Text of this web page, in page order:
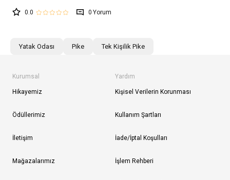
0.0 0
Yatak Odası Pike Tek Kişilik Pike
Kurumsal
Hikayemiz
Ödüllerimiz
İletişim
Mağazalarımız
Yardım
Kişisel Verilerin Korunması
Kullanım Şartları
İade/İptal Koşulları
İşlem Rehberi